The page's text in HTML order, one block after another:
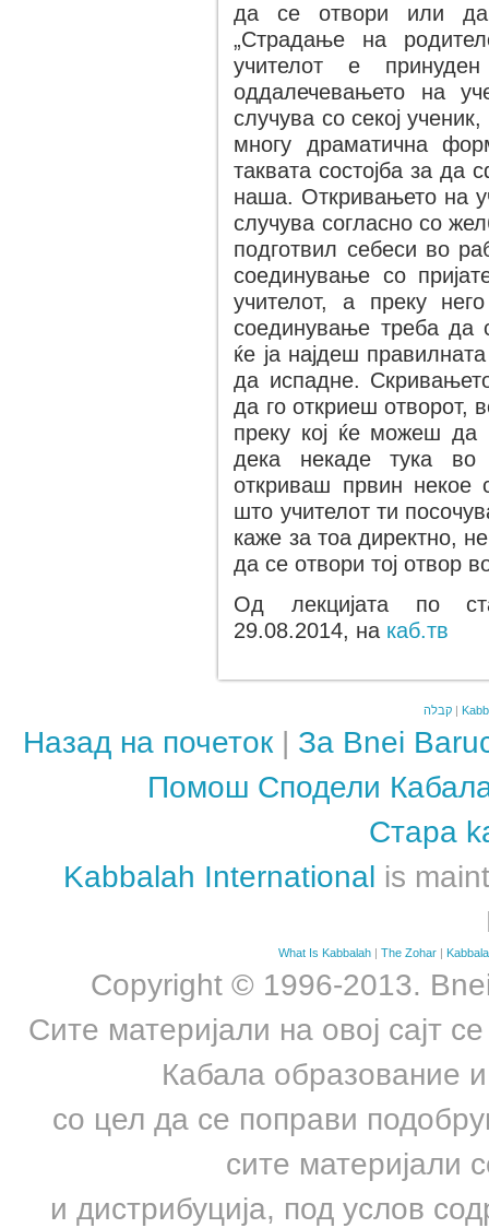
да се отвори или
„Страдање на
учителот е
оддалечевањето на
случува со секој
многу драматична
таквата состојба за да
наша. Откривањето на
случува согласно со
подготвил себеси во
соединување со
учителот, а преку
соединување треба да
ќе ја најдеш
да испадне.
да го откриеш отворот,
преку кој ќе можеш да
дека некаде тука во
откриваш првин некое
што учителот ти
каже за тоа директно,
да се отвори тој отвор
Од лекцијата по
29.08.2014, на каб.тв
קבלה |
Назад на почеток | За Bnei
Помош Сподели
Стара
Kabbalah International is
What Is Kabbalah |The Zohar |
Copyright © 1996-2013.
Сите материјали на овој сајт
Кабала образование
со цел да се поправи
сите материјали
и дистрибуција, под услов